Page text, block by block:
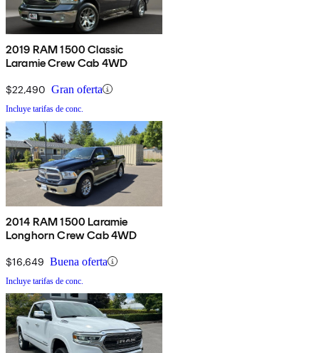
2019 RAM 1500 Classic
Laramie Crew Cab 4WD
$22,490 Gran oferta
Incluye tarifas de conc.
2014 RAM 1500 Laramie
Longhorn Crew Cab 4WD
$16,649 Buena oferta
Incluye tarifas de conc.